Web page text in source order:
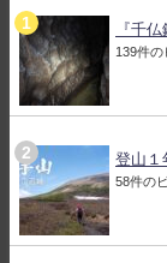
『千
139件の
登山１
58件の